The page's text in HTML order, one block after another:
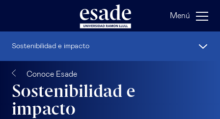
Menú
Conoce Esade
Sostenibilidad e
impacto
Sostenibilidad e impacto